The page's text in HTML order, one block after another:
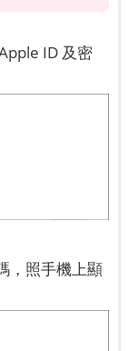
ID 及密
，照手機上顯